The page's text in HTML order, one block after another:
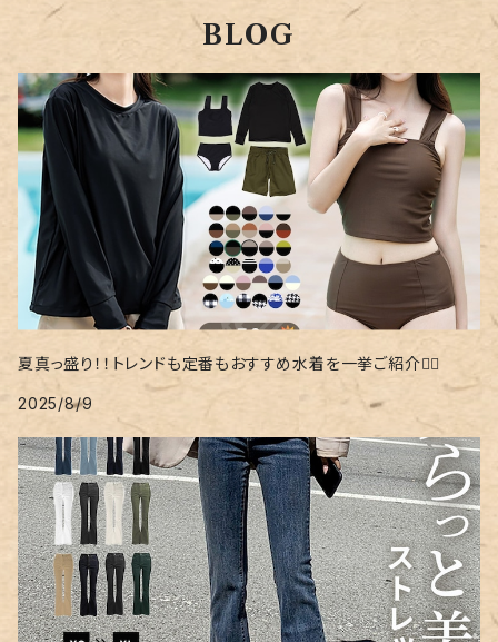
BLOG
夏真っ盛り！！トレンドも定番もおすすめ水着を一挙ご紹介❤️‍🔥
2025/8/9